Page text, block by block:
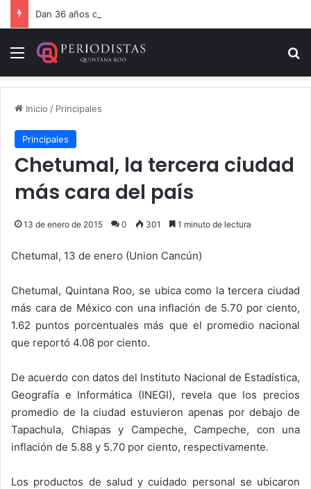
Menú
Inicio / Principales
Principales
Chetumal, la tercera ciudad
más cara del país
13 de enero de 2015 0 301 1 minuto de lectura
Chetumal, 13 de enero (Union Cancún)
Chetumal, Quintana Roo, se ubica como la tercera ciudad
más cara de México con una inflación de 5.70 por ciento,
1.62 puntos porcentuales más que el promedio nacional
que reportó 4.08 por ciento.
De acuerdo con datos del Instituto Nacional de Estadística,
Geografía e Informática (INEGI), revela que los precios
promedio de la ciudad estuvieron apenas por debajo de
Tapachula, Chiapas y Campeche, Campeche, con una
inflación de 5.88 y 5.70 por ciento, respectivamente.
Los productos de salud y cuidado personal se ubicaron